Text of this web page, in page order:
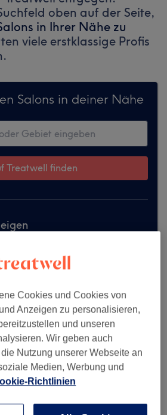
oben auf der Seite,
in Ihrer Nähe zu
viele erstklassige Profis
Salons in deiner Nähe
Treatwell finden
Cookies und Cookies von
Anzeigen zu personalisieren,
und unseren
Wir geben auch
Nutzung unserer Webseite an
Medien, Werbung und
Richtlinien